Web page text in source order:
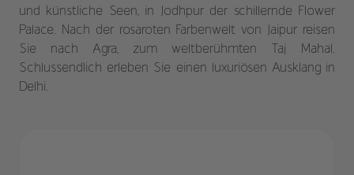
und künstliche Seen, in Jodhpur der schillernde Flower
Palace. Nach der rosaroten Farbenwelt von Jaipur reisen
Sie nach Agra, zum weltberühmten Taj Mahal.
Schlussendlich erleben Sie einen luxuriösen Ausklang in
Delhi.